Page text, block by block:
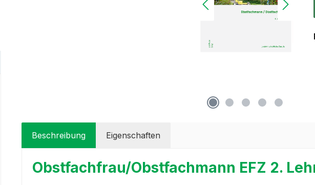
Beschreibung Eigenschaften
Obstfachfrau/Obstfachmann EFZ 2.